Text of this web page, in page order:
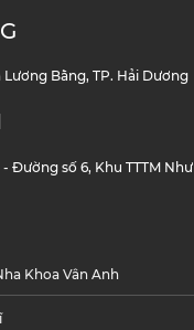
Lương Bằng, TP. Hải Dương
- Đường số 6, Khu TTTM
Khoa Vân Anh